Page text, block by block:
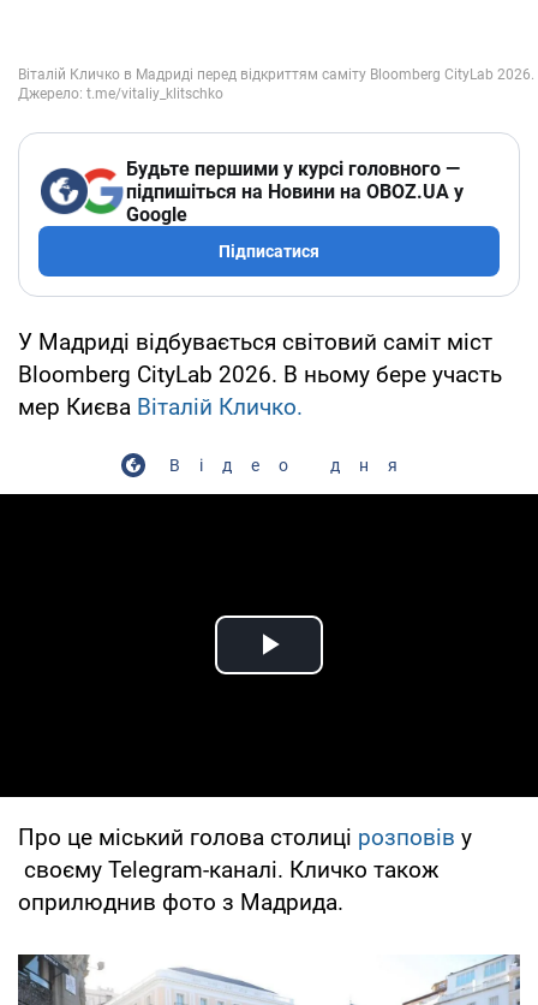
Будьте першими у курсі головного —
підпишіться на Новини на OBOZ.UA у
Google
Підписатися
У Мадриді відбувається світовий саміт міст
Bloomberg CityLab 2026. В ньому бере участь
мер Києва Віталій Кличко.
Відео дня
Play Video
Про це міський голова столиці розповів у
своєму Telegram-каналі. Кличко також
оприлюднив фото з Мадрида.